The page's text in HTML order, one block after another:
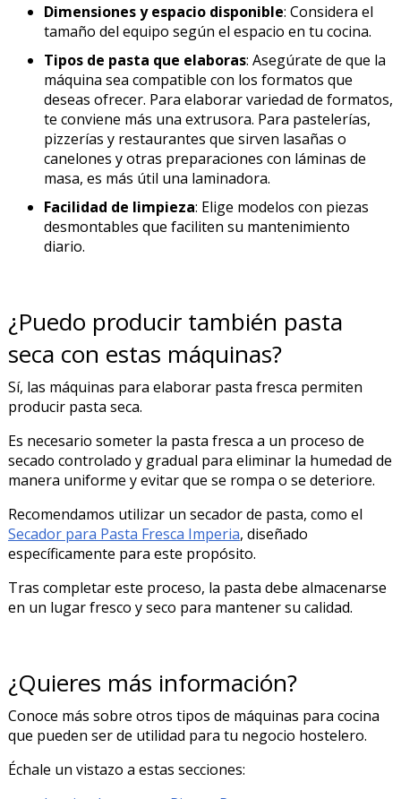
Dimensiones y espacio disponible: Considera el
tamaño del equipo según el espacio en tu cocina.
Tipos de pasta que elaboras: Asegúrate de que la
máquina sea compatible con los formatos que
deseas ofrecer. Para elaborar variedad de formatos,
te conviene más una extrusora. Para pastelerías,
pizzerías y restaurantes que sirven lasañas o
canelones y otras preparaciones con láminas de
masa, es más útil una laminadora.
Facilidad de limpieza: Elige modelos con piezas
desmontables que faciliten su mantenimiento
diario.
¿Puedo producir también pasta
seca con estas máquinas?
Sí, las máquinas para elaborar pasta fresca permiten
producir pasta seca.
Es necesario someter la pasta fresca a un proceso de
secado controlado y gradual para eliminar la humedad de
manera uniforme y evitar que se rompa o se deteriore.
Recomendamos utilizar un secador de pasta, como el
Secador para Pasta Fresca Imperia, diseñado
específicamente para este propósito.
Tras completar este proceso, la pasta debe almacenarse
en un lugar fresco y seco para mantener su calidad.
¿Quieres más información?
Conoce más sobre otros tipos de máquinas para cocina
que pueden ser de utilidad para tu negocio hostelero.
Échale un vistazo a estas secciones: